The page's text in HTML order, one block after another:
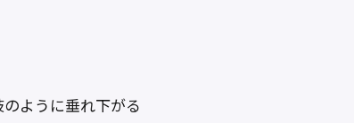
ように垂れ下がる